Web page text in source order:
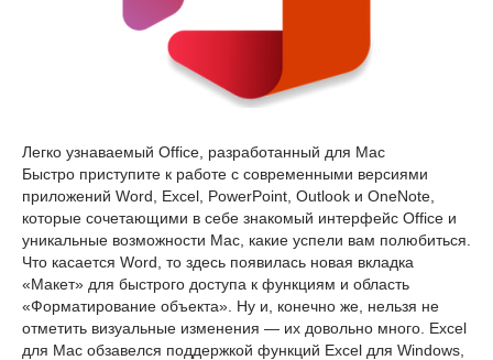
Легко узнаваемый Office, разработанный для Mac
Быстро приступите к работе с современными версиями
приложений Word, Excel, PowerPoint, Outlook и OneNote,
которые сочетающими в себе знакомый интерфейс Office и
уникальные возможности Mac, какие успели вам полюбиться.
Что касается Word, то здесь появилась новая вкладка
«Макет» для быстрого доступа к функциям и область
«Форматирование объекта». Ну и, конечно же, нельзя не
отметить визуальные изменения — их довольно много. Excel
для Mac обзавелся поддержкой функций Excel для Windows,